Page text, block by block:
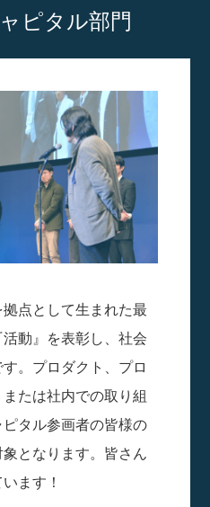
ピタル部門
点として生まれた最
動』を表彰し、社会
。プロダクト、プロ
たは社内での取り組
タル参画者の皆様の
となります。皆さん
ます！